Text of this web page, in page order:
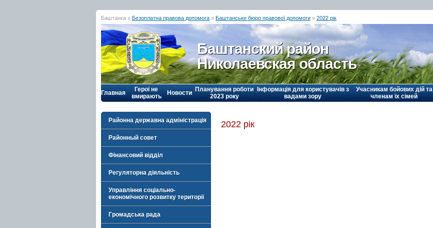
Баштанка » Безоплатна правова допомога » Баштанське бюро правової допомоги » 2022 рік
Баштанский район
Николаевская область
Главная
Герої не
вмирають
Новости Планування роботи
2023 року
Інформація для користувачів з
вадами зору
Учасникам бойових дій та
членам їх сімей
Районна державна адміністрація
Районный совет
Фінансовий відділ
Регуляторна діяльність
Управління соціально-
економічного розвитку території
Громадська рада
2022 рік